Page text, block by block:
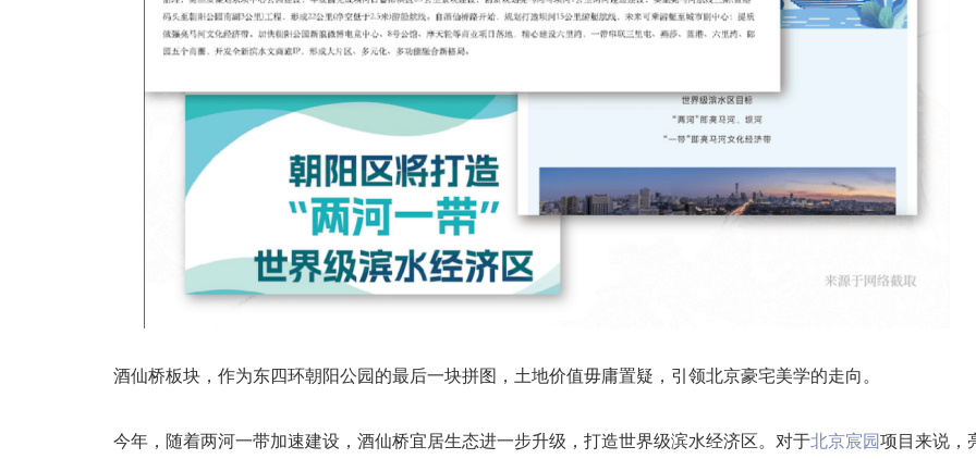
酒仙桥板块，作为东四环朝阳公园的最后一块拼图，土地价值毋庸置疑，引领北京豪宅美学的走向。
今年，随着两河一带加速建设，酒仙桥宜居生态进一步升级，打造世界级滨水经济区。对于北京宸园项目来说，